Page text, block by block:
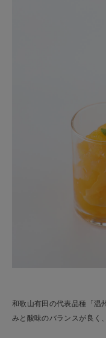
和歌山有田の代表品種「温
みと酸味のバランスが良く